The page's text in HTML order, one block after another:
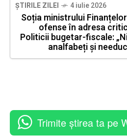
ȘTIRILE ZILEI 4 iulie 2026
Soția ministrului
ofense în adresa
Politicii bugetar-fiscale:
analfabeți și
Trimite știrea ta pe